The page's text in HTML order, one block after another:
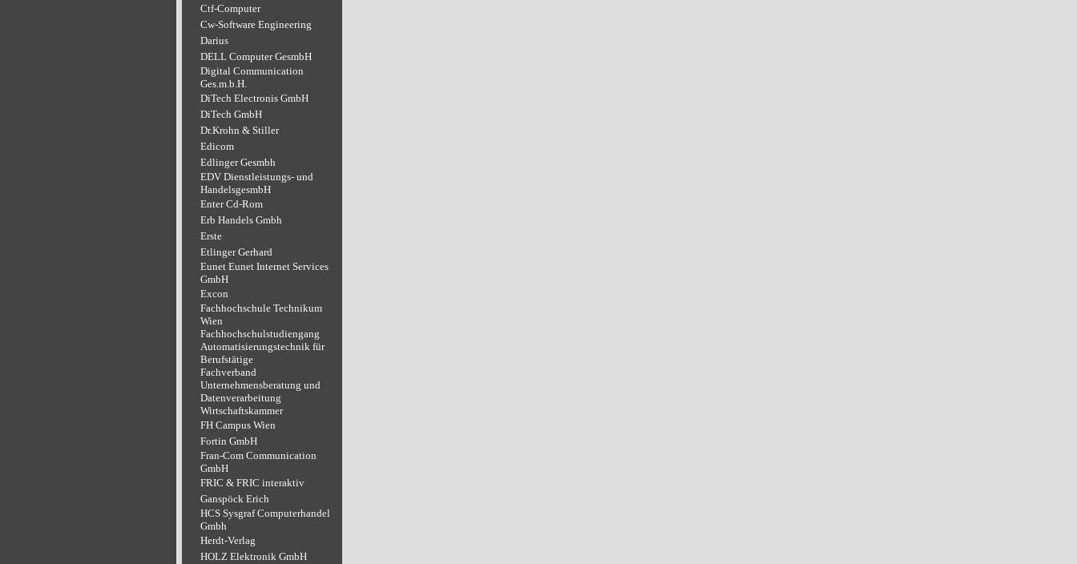
Ctf-Computer
Cw-Software Engineering
Darius
DELL Computer GesmbH
Digital Communication
Ges.m.b.H.
DiTech Electronis GmbH
DiTech GmbH
Dr.Krohn & Stiller
Edicom
Edlinger Gesmbh
EDV Dienstleistungs- und
HandelsgesmbH
Enter Cd-Rom
Erb Handels Gmbh
Erste
Etlinger Gerhard
Eunet Eunet Internet Services
GmbH
Excon
Fachhochschule Technikum
Wien
Fachhochschulstudiengang
Automatisierungstechnik für
Berufstätige
Fachverband
Unternehmensberatung und
Datenverarbeitung
Wirtschaftskammer
FH Campus Wien
Fortin GmbH
Fran-Com Communication
GmbH
FRIC & FRIC interaktiv
Ganspöck Erich
HCS Sysgraf Computerhandel
Gmbh
Herdt-Verlag
HOLZ Elektronik GmbH